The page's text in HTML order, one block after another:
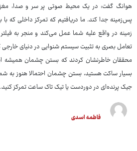
هوانگ گفت: در یک محیط صوتی پر سر و صدا، مغز
پس‌زمینه جدا کند. ما دریافتیم که تمرکز داخلی که
زمینه در واقع علیه شما عمل می‌کند و منجر به
تعامل بصری به تثبیت سیستم شنوایی در دنیای
محققان خاطرنشان کردند که بستن چشمان همیشه
بسیار ساکت هستید، بستن چشمان احتمالا هنوز
جیک پرنده‌ای در دوردست یا تیک تاک ساعت تمرکز کنید.
فاطمه اسدی